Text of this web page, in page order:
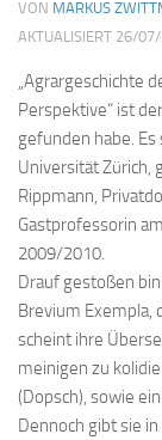
VON MARKUS
AKTUALISIERT 26/
„Agrargeschichte
Perspektive“ ist
gefunden habe.
Universität Zürich,
Rippmann,
Gastprofessorin
2009/2010.
Drauf gestoßen
Brevium Exempla,
scheint ihre
meinigen zu
(Dopsch), sowie
Dennoch gibt sie